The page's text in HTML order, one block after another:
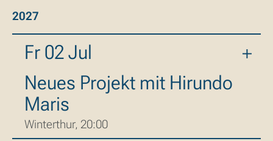
2027
Fr 02 Jul
Neues Projekt mit Hirundo
Maris
Winterthur, 20:00